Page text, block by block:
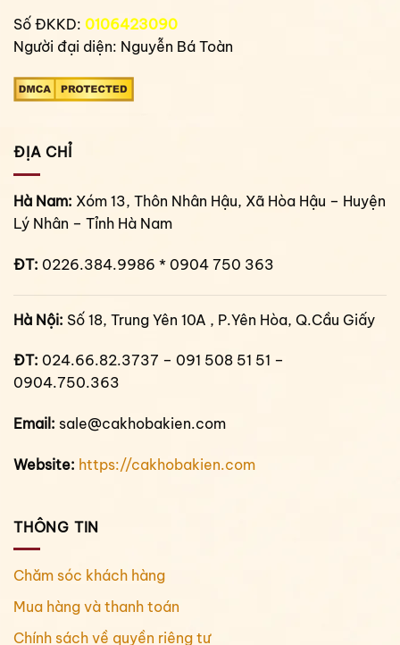
Số ĐKKD: 0106423090
Người đại diện: Nguyễn Bá Toàn
ĐỊA CHỈ
Hà Nam: Xóm 13, Thôn Nhân Hậu, Xã Hòa Hậu – Huyện
Lý Nhân – Tỉnh Hà Nam
ĐT: 0226.384.9986 * 0904 750 363
Hà Nội: Số 18, Trung Yên 10A , P.Yên Hòa, Q.Cầu Giấy
ĐT: 024.66.82.3737 – 091 508 51 51 –
0904.750.363
Email: sale@cakhobakien.com
Website: https://cakhobakien.com
THÔNG TIN
Chăm sóc khách hàng
Mua hàng và thanh toán
Chính sách về quyền riêng tư